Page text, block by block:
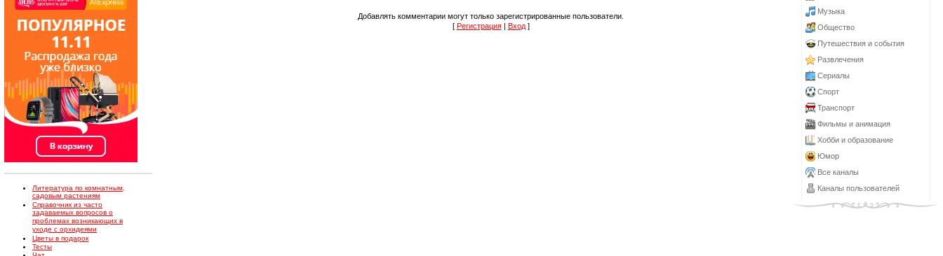
Литература по комнатным,
садовым растениям
Справочник из часто
задаваемых вопросов о
проблемах возникающих в
уходе с орхидеями
Цветы в подарок
Тесты
Добавлять комментарии могут только зарегистрированные пользователи.
[ Регистрация| Вход]
Музыка
Общество
Путешествия и события
Развлечения
Сериалы
Спорт
Транспорт
Фильмы и анимация
Хобби и образование
Юмор
Все каналы
Каналы пользователей